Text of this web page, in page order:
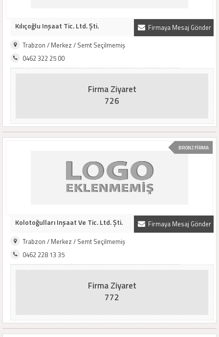
Firmaya Mesaj Gönder
Kılıçoğlu Inşaat Tic. Ltd. Şti.
Trabzon / Merkez / Semt Seçilmemiş
0462 322 25 00
Firma Ziyaret
726
BRONZ FİRMA
Firmaya Mesaj Gönder
Kolotoğulları Inşaat Ve Tic. Ltd. Şti.
Trabzon / Merkez / Semt Seçilmemiş
0462 228 13 35
Firma Ziyaret
772